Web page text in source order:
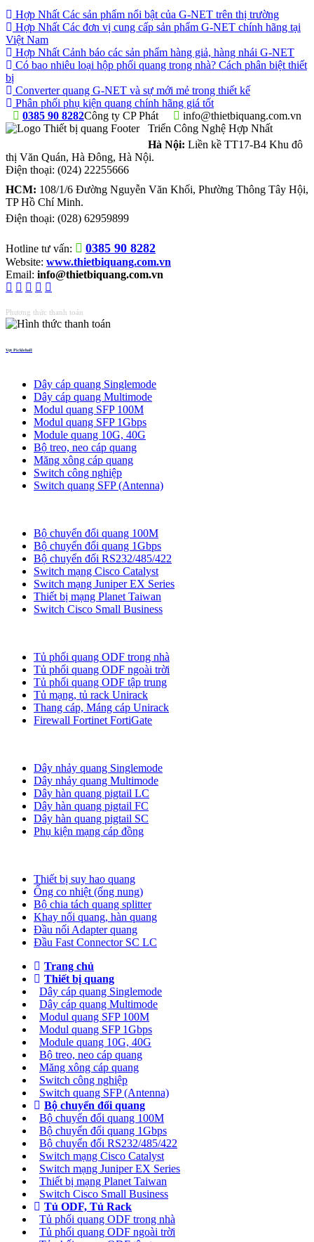
Hợp Nhất Các sản phẩm nổi bật của G-NET trên thị trường
Hợp Nhất Các đơn vị cung cấp sản phẩm G-NET chính hãng tại
Việt Nam
Hợp Nhất Cảnh báo các sản phẩm hàng giả, hàng nhái G-NET
Có bao nhiêu loại hộp phối quang trong nhà? Cách phân biệt thiết
bị
Converter quang G-NET và sự mới mẻ trong thiết kế
Phân phối phụ kiện quang chính hãng giá tốt
0385 90 8282
info@thietbiquang.com.vn
Công ty CP Phát
Triển Công Nghệ Hợp Nhất
Hà Nội: Liền kề TT17-B4 Khu đô
thị Văn Quán, Hà Đông, Hà Nội.
Điện thoại: (024) 22255666
HCM: 108/1/6 Đường Nguyễn Văn Khối, Phường Thông Tây Hội,
TP Hồ Chí Minh.
Điện thoại: (028) 62959899
Hotline tư vấn: 0385 90 8282
Website: www.thietbiquang.com.vn
Email: info@thietbiquang.com.vn
Phương thức thanh toán
Vợt Pickleball
Dây cáp quang Singlemode
Dây cáp quang Multimode
Modul quang SFP 100M
Modul quang SFP 1Gbps
Module quang 10G, 40G
Bộ treo, neo cáp quang
Măng xông cáp quang
Switch công nghiệp
Switch quang SFP (Antenna)
Bộ chuyển đổi quang 100M
Bộ chuyển đổi quang 1Gbps
Bộ chuyển đối RS232/485/422
Switch mạng Cisco Catalyst
Switch mạng Juniper EX Series
Thiết bị mạng Planet Taiwan
Switch Cisco Small Business
Tủ phối quang ODF trong nhà
Tủ phối quang ODF ngoài trời
Tủ phối quang ODF tập trung
Tủ mạng, tủ rack Unirack
Thang cáp, Máng cáp Unirack
Firewall Fortinet FortiGate
Dây nhảy quang Singlemode
Dây nhảy quang Multimode
Dây hàn quang pigtail LC
Dây hàn quang pigtail FC
Dây hàn quang pigtail SC
Phụ kiện mạng cáp đồng
Thiết bị suy hao quang
Ống co nhiệt (ống nung)
Bộ chia tách quang splitter
Khay nối quang, hàn quang
Đầu nối Adapter quang
Đầu Fast Connector SC LC
Trang chủ
Thiết bị quang
Dây cáp quang Singlemode
Dây cáp quang Multimode
Modul quang SFP 100M
Modul quang SFP 1Gbps
Module quang 10G, 40G
Bộ treo, neo cáp quang
Măng xông cáp quang
Switch công nghiệp
Switch quang SFP (Antenna)
Bộ chuyển đổi quang
Bộ chuyển đổi quang 100M
Bộ chuyển đổi quang 1Gbps
Bộ chuyển đối RS232/485/422
Switch mạng Cisco Catalyst
Switch mạng Juniper EX Series
Thiết bị mạng Planet Taiwan
Switch Cisco Small Business
Tủ ODF, Tủ Rack
Tủ phối quang ODF trong nhà
Tủ phối quang ODF ngoài trời